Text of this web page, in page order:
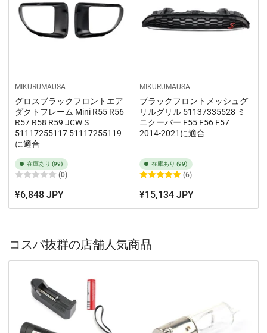
MIKURUMAUSA
グロスブラックフロントエア
ダクトフレーム Mini R55 R56
R57 R58 R59 JCW S
51117255117 51117255119
に適合
在庫あり (99)
(0)
¥6,848 JPY
MIKURUMAUSA
ブラックフロントメッシュグ
リルグリル 51137335528 ミ
ニクーパー F55 F56 F57
2014-2021に適合
在庫あり (99)
(6)
¥15,134 JPY
コスパ抜群の店舗人気商品